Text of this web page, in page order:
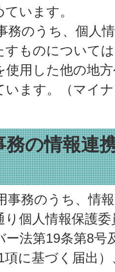
います。
務のうち、個人
すものについて
使用した他の地
います。（マイ
務の情報連
事務のうち、情
り個人情報保護
ー法第19条第8号
項に基づく届出